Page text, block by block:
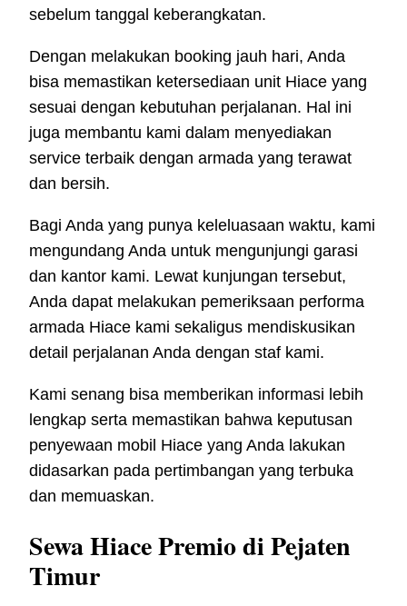
sebelum tanggal keberangkatan.
Dengan melakukan booking jauh hari, Anda
bisa memastikan ketersediaan unit Hiace yang
sesuai dengan kebutuhan perjalanan. Hal ini
juga membantu kami dalam menyediakan
service terbaik dengan armada yang terawat
dan bersih.
Bagi Anda yang punya keleluasaan waktu, kami
mengundang Anda untuk mengunjungi garasi
dan kantor kami. Lewat kunjungan tersebut,
Anda dapat melakukan pemeriksaan performa
armada Hiace kami sekaligus mendiskusikan
detail perjalanan Anda dengan staf kami.
Kami senang bisa memberikan informasi lebih
lengkap serta memastikan bahwa keputusan
penyewaan mobil Hiace yang Anda lakukan
didasarkan pada pertimbangan yang terbuka
dan memuaskan.
Sewa Hiace Premio di Pejaten
Timur